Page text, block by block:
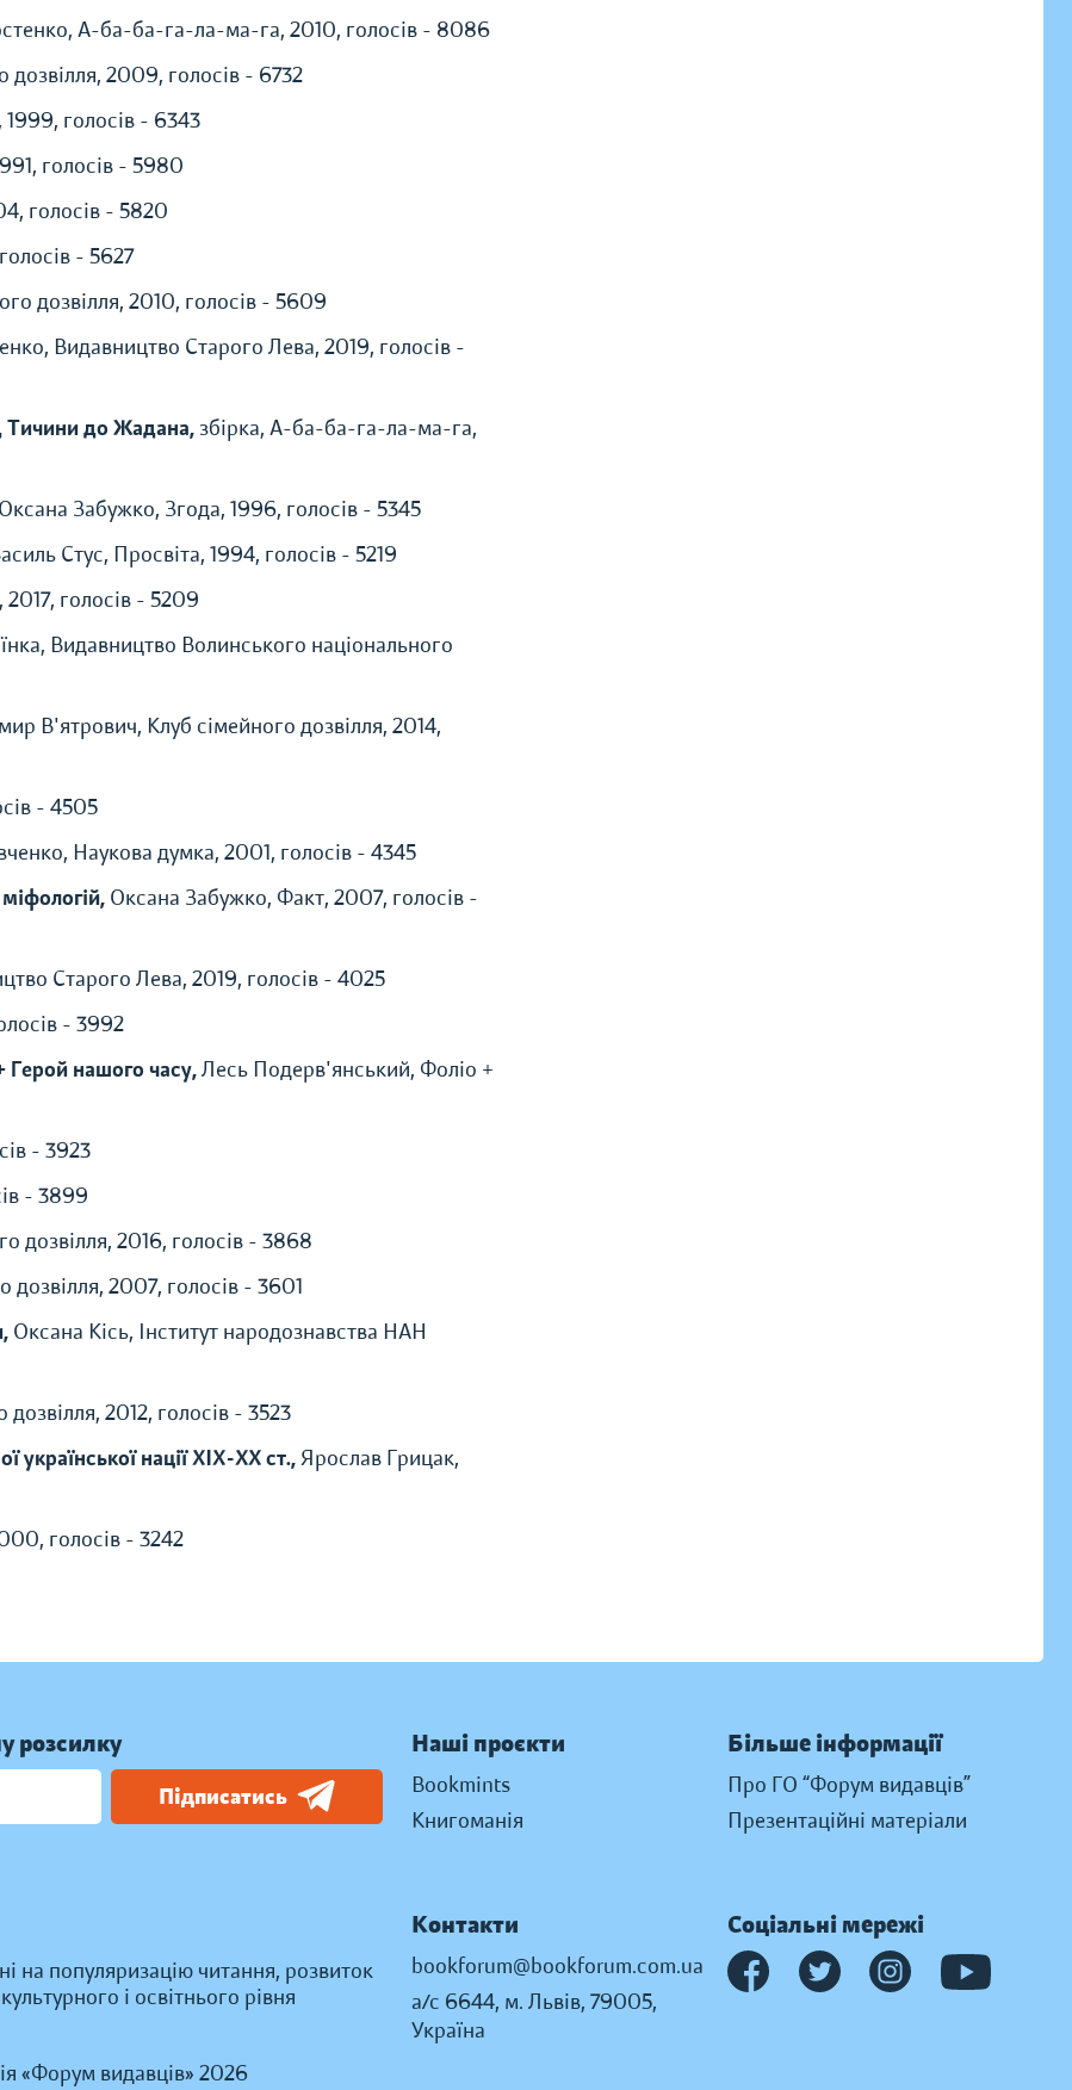
А-ба-ба-га-ла-ма-га, 2010, голосів - 8086
2009, голосів - 6732
голосів - 6343
голосів - 5980
голосів - 5820
- 5627
дозвілля, 2010, голосів - 5609
Видавництво Старого Лева, 2019, голосів -
Тичини до Жадана,збірка, А-ба-ба-га-ла-ма-га,
Оксана Забужко, Згода, 1996, голосів - 5345
Стус, Просвіта, 1994, голосів - 5219
голосів - 5209
Видавництво Волинського національного
В'ятрович, Клуб сімейного дозвілля, 2014,
- 4505
Наукова думка, 2001, голосів - 4345
Оксана Забужко, Факт, 2007, голосів -
Старого Лева, 2019, голосів - 4025
- 3992
Герой нашого часу,Лесь Подерв'янський, Фоліо +
- 3923
- 3899
дозвілля, 2016, голосів - 3868
2007, голосів - 3601
Оксана Кісь, Інститут народознавства НАН
2012, голосів - 3523
нації XIX-XX ст.,Ярослав Грицак,
голосів - 3242
розсилку
Підписатись
на популяризацію читання, розвиток
і освітнього рівня
«Форум видавців» 2026
Наші проєкти
Bookmints
Книгоманія
Більше інформації
Про ГО “Форум видавців”
Презентаційні матеріали
Контакти
bookforum@bookforum.com.ua
а/с 6644, м. Львів, 79005,
Україна
Соціальні мережі